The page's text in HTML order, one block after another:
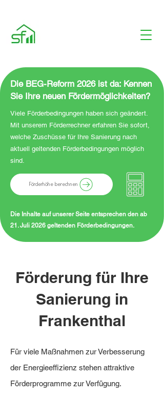
Die BEG-Reform 2026 ist da: Kennen
Sie Ihre neuen Fördermöglichkeiten?
Viele Förderbedingungen haben sich geändert.
Mit unserem Förderrechner erfahren Sie sofort,
welche Zuschüsse für Ihre Sanierung nach
aktuell geltenden Förderbedingungen möglich
sind.
Förderhöhe berechnen
Die Inhalte auf unserer Seite entsprechen den ab
21. Juli 2026 geltenden Förderbedingungen.
Förderung für Ihre
Sanierung in
Frankenthal
Für viele Maßnahmen zur Verbesserung
der Energieeffizienz stehen attraktive
Förderprogramme zur Verfügung.